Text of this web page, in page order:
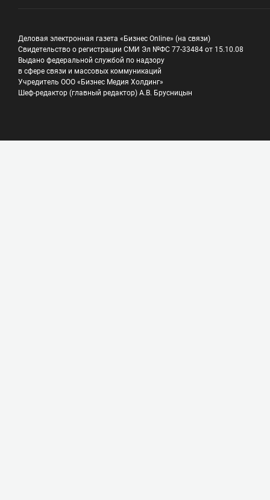
Деловая электронная газета «Бизнес Online» (на связи)
Свидетельство о регистрации СМИ Эл №ФС 77-33484 от 15.10.08
Выдано федеральной службой по надзору
в сфере связи и массовых коммуникаций
Учредитель ООО «Бизнес Медия Холдинг»
Шеф-редактор (главный редактор) А.В. Брусницын